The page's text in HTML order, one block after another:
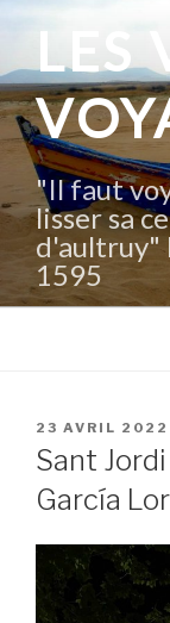
contenu
principal
LES
"Il faut
lisser sa
d'aultruy"
1595
PUBLIÉ
LE
23 AVRIL 2022
Sant
García